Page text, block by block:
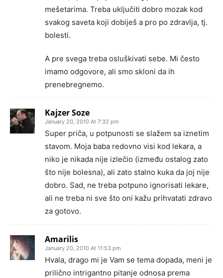
mešetarima. Treba uključiti dobro mozak kod
svakog saveta koji dobiješ a pro po zdravlja, tj.
bolesti.
A pre svega treba osluškivati sebe. Mi često
imamo odgovore, ali smo skloni da ih
prenebregnemo.
Kajzer Soze
January 20, 2010 At 7:32 pm
Super priča, u potpunosti se slažem sa iznetim
stavom. Moja baba redovno visi kod lekara, a
niko je nikada nije izlečio (između ostalog zato
što nije bolesna), ali zato stalno kuka da joj nije
dobro. Sad, ne treba potpuno ignorisati lekare,
ali ne treba ni sve što oni kažu prihvatati zdravo
za gotovo.
Amarilis
January 20, 2010 At 11:53 pm
Hvala, drago mi je Vam se tema dopada, meni je
prilično intrigantno pitanje odnosa prema